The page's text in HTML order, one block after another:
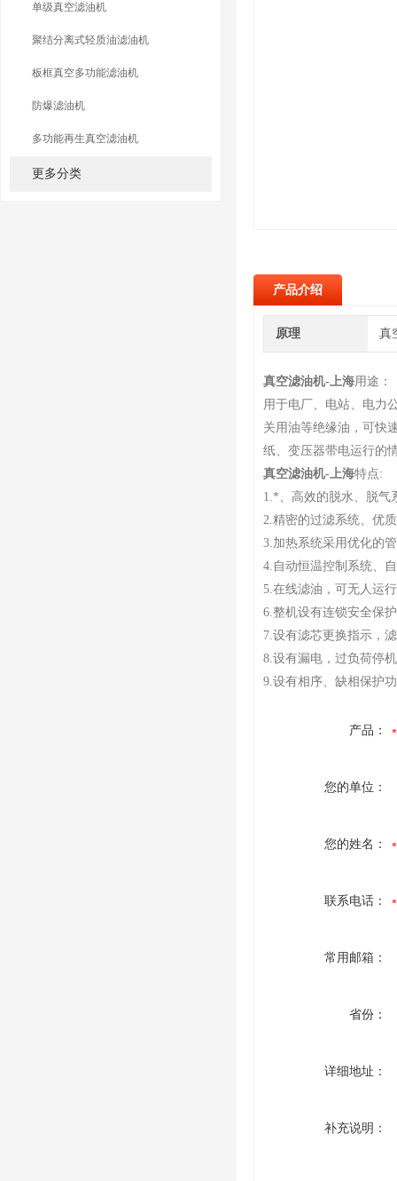
单级真空滤油机
聚结分离式轻质油滤油机
板框真空多功能滤油机
防爆滤油机
多功能再生真空滤油机
更多分类
产品介绍
原理 真
真空滤油机-上海用途：
用于电厂、电站、电力
关用油等绝缘油，可快
纸、变压器带电运行的
真空滤油机-上海特点:
1.*、高效的脱水、脱气
2.精密的过滤系统、优
3.加热系统采用优化的
4.自动恒温控制系统、
5.在线滤油，可无人运
6.整机设有连锁安全保
7.设有滤芯更换指示，
8.设有漏电，过负荷停
9.设有相序、缺相保护
产品：
您的单位：
您的姓名：
联系电话：
常用邮箱：
省份：
详细地址：
补充说明：